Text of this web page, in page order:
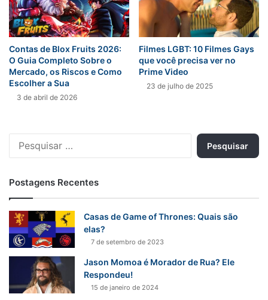
Contas de Blox Fruits 2026:
O Guia Completo Sobre o
Mercado, os Riscos e Como
Escolher a Sua
3 de abril de 2026
Filmes LGBT: 10 Filmes Gays
que você precisa ver no
Prime Video
23 de julho de 2025
Pesquisar
Postagens Recentes
Casas de Game of Thrones: Quais são
elas?
7 de setembro de 2023
Jason Momoa é Morador de Rua? Ele
Respondeu!
15 de janeiro de 2024